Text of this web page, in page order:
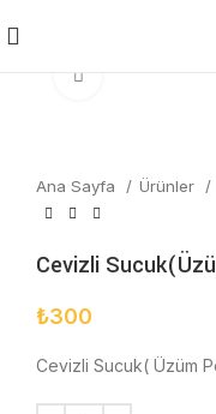
Ana Sayfa Ürünler
Cevizli
₺300
Cevizli Sucuk( Üzüm